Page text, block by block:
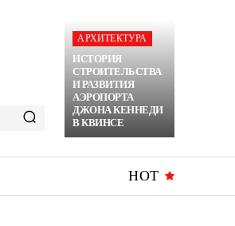
АРХИТЕКТУРА
ИСТОРИЯ
СТРОИТЕЛЬСТВА
И РАЗВИТИЯ
АЭРОПОРТА
ДЖОНА КЕННЕДИ
В КВИНСЕ
HOT